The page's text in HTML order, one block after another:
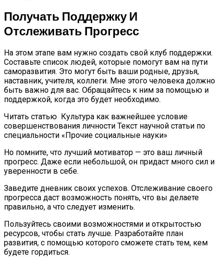
Получать Поддержку И
Отслеживать Прогресс
На этом этапе вам нужно создать свой клуб поддержки.
Составьте список людей, которые помогут вам на пути
саморазвития. Это могут быть ваши родные, друзья,
наставник, учителя, коллеги. Мне этого человека должно
быть важно для вас. Обращайтесь к ним за помощью и
поддержкой, когда это будет необходимо.
Читать статью Культура как важнейшее условие
совершенствования личности Текст научной статьи по
специальности «Прочие социальные науки»
Но помните, что лучший мотиватор — это ваш личный
прогресс. Даже если небольшой, он придаст много сил и
уверенности в себе.
Заведите дневник своих успехов. Отслеживание своего
прогресса даст возможность понять, что вы делаете
правильно, а что следует изменить.
Пользуйтесь своими возможностями и открытостью
ресурсов, чтобы стать лучше. Разработайте план
развития, с помощью которого сможете стать тем, кем
будете гордиться.